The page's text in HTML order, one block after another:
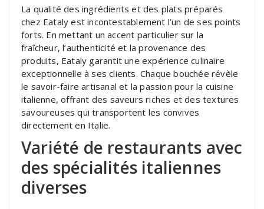
La qualité des ingrédients et des plats préparés
chez Eataly est incontestablement l’un de ses points
forts. En mettant un accent particulier sur la
fraîcheur, l’authenticité et la provenance des
produits, Eataly garantit une expérience culinaire
exceptionnelle à ses clients. Chaque bouchée révèle
le savoir-faire artisanal et la passion pour la cuisine
italienne, offrant des saveurs riches et des textures
savoureuses qui transportent les convives
directement en Italie.
Variété de restaurants avec
des spécialités italiennes
diverses